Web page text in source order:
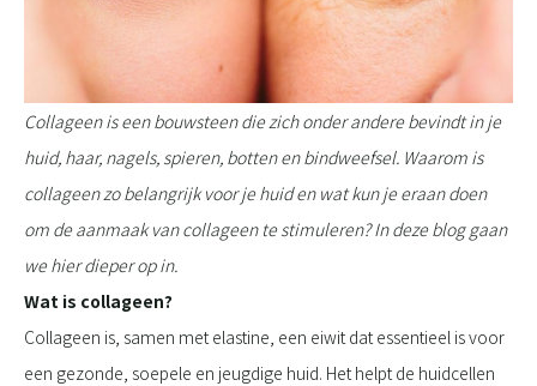
Collageen is een bouwsteen die zich onder andere bevindt in je
huid, haar, nagels, spieren, botten en bindweefsel. Waarom is
collageen zo belangrijk voor je huid en wat kun je eraan doen
om de aanmaak van collageen te stimuleren? In deze blog gaan
we hier dieper op in.
Wat is collageen?
Collageen is, samen met elastine, een eiwit dat essentieel is voor
een gezonde, soepele en jeugdige huid. Het helpt de huidcellen